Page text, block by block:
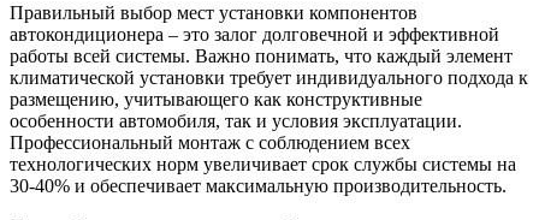
Правильный выбор мест установки компонентов
автокондиционера – это залог долговечной и эффективной
работы всей системы. Важно понимать, что каждый элемент
климатической установки требует индивидуального подхода к
размещению, учитывающего как конструктивные
особенности автомобиля, так и условия эксплуатации.
Профессиональный монтаж с соблюдением всех
технологических норм увеличивает срок службы системы на
30-40% и обеспечивает максимальную производительность.